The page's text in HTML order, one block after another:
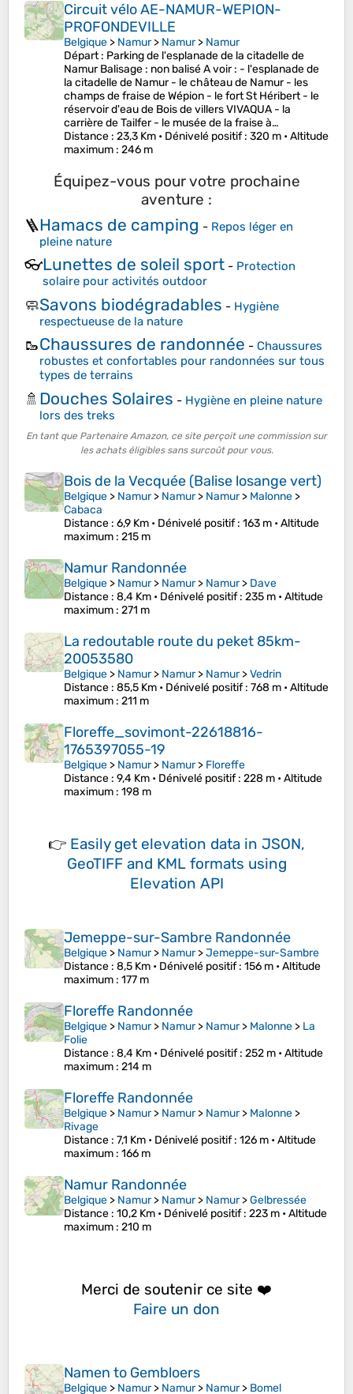
Circuit vélo AE-NAMUR-WEPION-
PROFONDEVILLE
Belgique > Namur> Namur> Namur
Départ : Parking de l'esplanade de la citadelle de
Namur Balisage : non balisé A voir : - l'esplanade de
la citadelle de Namur - le château de Namur - les
champs de fraise de Wépion - le fort St Héribert - le
réservoir d'eau de Bois de villers VIVAQUA - la
carrière de Tailfer - le musée de la fraise à…
Distance : 23,3 Km • Dénivelé positif: 320 m •Altitude
maximum : 246 m
Équipez-vous pour votre prochaine
aventure :
🪜Hamacs de camping - Repos léger en
pleine nature
👓Lunettes de soleil sport - Protection
solaire pour activités outdoor
🧼Savons biodégradables - Hygiène
respectueuse de la nature
🥾Chaussures de randonnée - Chaussures
robustes et confortables pour randonnées sur tous
types de terrains
🚿 Douches Solaires - Hygiène en pleine nature
lors des treks
En tant que Partenaire Amazon, ce site perçoit une commission sur
les achats éligibles sans surcoût pour vous.
Bois de la Vecquée (Balise losange vert)
Belgique > Namur> Namur> Namur> Malonne >
Cabaca
Distance : 6,9 Km • Dénivelé positif: 163 m •Altitude
maximum : 215 m
Namur Randonnée
Belgique > Namur> Namur> Namur> Dave
Distance : 8,4 Km • Dénivelé positif: 235 m •Altitude
maximum : 271 m
La redoutable route du peket 85km-
20053580
Belgique > Namur> Namur> Namur>Vedrin
Distance : 85,5 Km • Dénivelé positif: 768 m •Altitude
maximum : 211 m
Floreffe_sovimont-22618816-
1765397055-19
Belgique > Namur> Namur> Floreffe
Distance : 9,4 Km • Dénivelé positif: 228 m •Altitude
maximum : 198 m
👉 Easily get elevation data in JSON,
GeoTIFF and KML formats using
Elevation API
Jemeppe-sur-Sambre Randonnée
Belgique > Namur> Namur>Jemeppe-sur-Sambre
Distance : 8,5 Km • Dénivelé positif: 156 m •Altitude
maximum : 177 m
Floreffe Randonnée
Belgique > Namur> Namur> Namur> Malonne > La
Folie
Distance : 8,4 Km • Dénivelé positif: 252 m •Altitude
maximum : 214 m
Floreffe Randonnée
Belgique > Namur> Namur> Namur> Malonne >
Rivage
Distance : 7,1 Km • Dénivelé positif: 126 m •Altitude
maximum : 166 m
Namur Randonnée
Belgique > Namur> Namur> Namur>Gelbressée
Distance : 10,2 Km • Dénivelé positif: 223 m •Altitude
maximum : 210 m
Merci de soutenir ce site ❤️
Faire un don
Namen to Gembloers
Belgique > Namur> Namur> Namur> Bomel